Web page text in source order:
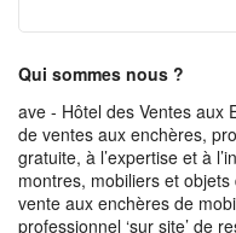
Qui sommes nous ?
ave - Hôtel des Ventes aux
de ventes aux enchères,
gratuite, à l’expertise et à
montres, mobiliers et
vente aux enchères de
professionnel ‘sur site’ de